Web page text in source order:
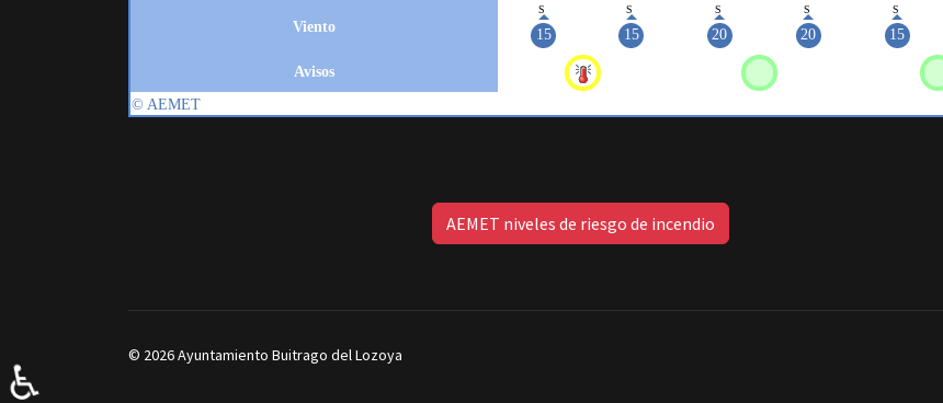
AEMET niveles de riesgo de incendio
© 2026 Ayuntamiento Buitrago del Lozoya